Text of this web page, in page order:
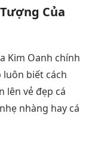
Của
Kim Oanh chính
biết cách
lên vẻ đẹp cá
nhàng hay cá